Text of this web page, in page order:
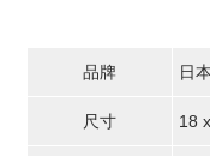
品牌 日本
尺寸 18